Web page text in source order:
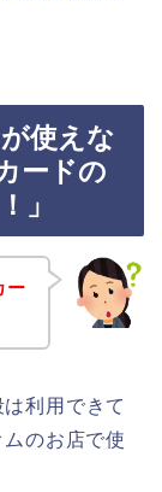
使えな
ードの
」
ー
利用できて
のお店で使